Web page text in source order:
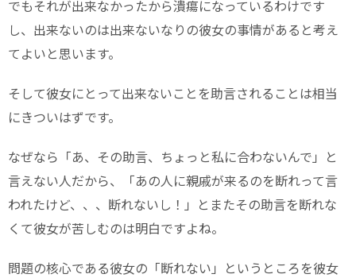
でもそれが出来なかったから潰瘍になっているわけです
し、出来ないのは出来ないなりの彼女の事情があると考え
てよいと思います。
そして彼女にとって出来ないことを助言されることは相当
にきついはずです。
なぜなら「あ、その助言、ちょっと私に合わないんで」と
言えない人だから、「あの人に親戚が来るのを断れって言
われたけど、、、断れないし！」とまたその助言を断れな
くて彼女が苦しむのは明白ですよね。
問題の核心である彼女の「断れない」というところを彼女